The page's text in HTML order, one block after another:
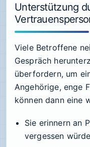
Unterstützung
Viele Betroffene
Gespräch
überfordern, um
Angehörige, enge
können dann eine
Sie erinnern an
vergessen